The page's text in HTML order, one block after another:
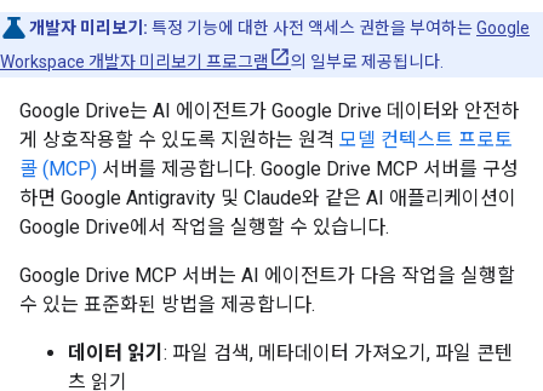
개발자 미리보기: 특정 기능에 대한 사전 액세스 권한을 부여하는Google
Workspace 개발자 미리보기 프로그램
의 일부로 제공됩니다.
Google Drive는 AI 에이전트가 Google Drive 데이터와 안전하
게 상호작용할 수 있도록 지원하는 원격 모델 컨텍스트 프로토
콜 (MCP) 서버를 제공합니다. Google Drive MCP 서버를 구성
하면 Google Antigravity 및 Claude와 같은 AI 애플리케이션이
Google Drive에서 작업을 실행할 수 있습니다.
Google Drive MCP 서버는 AI 에이전트가 다음 작업을 실행할
수 있는 표준화된 방법을 제공합니다.
데이터 읽기 : 파일 검색, 메타데이터 가져오기, 파일 콘텐
츠 읽기